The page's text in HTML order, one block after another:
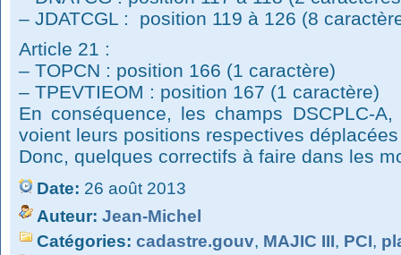
– JDATCGL : position 119 à 126 (8
Article 21 :
– TOPCN : position 166 (1 caractère)
– TPEVTIEOM : position 167 (1 caractère)
En conséquence, les champs DSCPLC-A,
voient leurs positions respectives
Donc, quelques correctifs à faire dans les
Date: 26 août 2013
Auteur: Jean-Michel
Catégories: cadastre.gouv, MAJIC III, PCI,